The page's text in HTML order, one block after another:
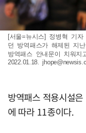
[서울=뉴시스] 정병혁 기
던 방역패스가 해제된 지
방역패스 안내문이 치워
2022.01.18.
방역패스 적용시설
에 따라 11종이다.